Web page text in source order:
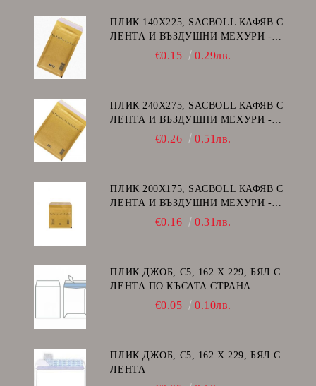
ПЛИК 140Х225, SACBOLL КАФЯВ С
ЛЕНТА И ВЪЗДУШНИ МЕХУРИ -
€0.15 0.29лв.
ПЛИК 240Х275, SACBOLL КАФЯВ С
ЛЕНТА И ВЪЗДУШНИ МЕХУРИ -
€0.26 0.51лв.
ПЛИК 200Х175, SACBOLL КАФЯВ С
ЛЕНТА И ВЪЗДУШНИ МЕХУРИ -
€0.16 0.31лв.
ПЛИК ДЖОБ, C5, 162 Х 229, БЯЛ С
ЛЕНТА ПО КЪСАТА СТРАНА
€0.05 0.10лв.
ПЛИК ДЖОБ, C5, 162 Х 229, БЯЛ С
ЛЕНТА